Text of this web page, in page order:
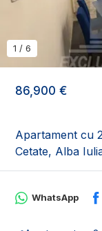
86,900 €
Apartament cu
Cetate, Alba
1 / 6
WhatsApp